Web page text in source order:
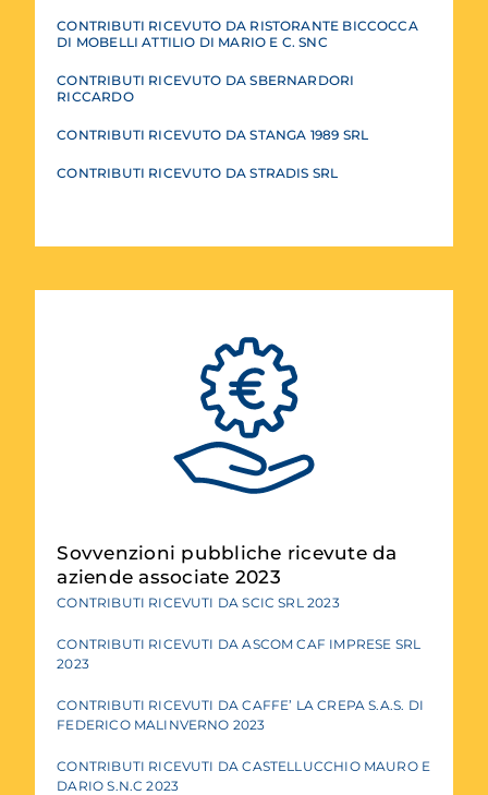
CONTRIBUTI RICEVUTO DA RISTORANTE BICCOCCA
DI MOBELLI ATTILIO DI MARIO E C. SNC
CONTRIBUTI RICEVUTO DA SBERNARDORI
RICCARDO
CONTRIBUTI RICEVUTO DA STANGA 1989 SRL
CONTRIBUTI RICEVUTO DA STRADIS SRL
Sovvenzioni pubbliche ricevute da
aziende associate 2023
CONTRIBUTI RICEVUTI DA SCIC SRL 2023
CONTRIBUTI RICEVUTI DA ASCOM CAF IMPRESE SRL
2023
CONTRIBUTI RICEVUTI DA CAFFE’ LA CREPA S.A.S. DI
FEDERICO MALINVERNO 2023
CONTRIBUTI RICEVUTI DA CASTELLUCCHIO MAURO E
DARIO S.N.C 2023